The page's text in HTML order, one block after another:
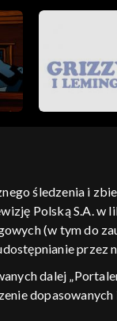
śledzenia i
Polską S.A. w
(w tym do
dalej
dopasowanych